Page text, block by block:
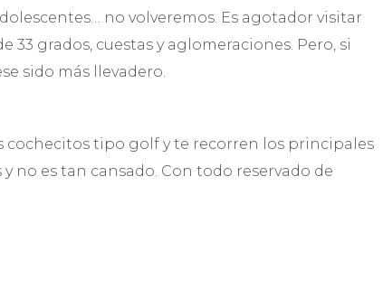
no volveremos. Es agotador visitar
33 grados, cuestas y aglomeraciones. Pero, si
sido más llevadero.
cochecitos tipo golf y te recorren los principales
no es tan cansado. Con todo reservado de